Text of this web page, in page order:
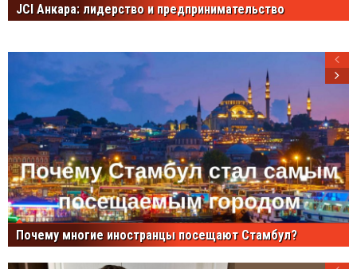
JCI Анкара: лидерство и предпринимательство
Почему многие иностранцы посещают Стамбул?